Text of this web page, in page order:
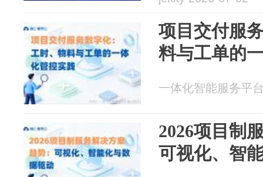
项目交付服
料与工单的
一体化智能服务平
2026项目制
可视化、智